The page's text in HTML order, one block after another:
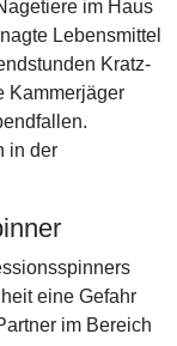
im Haus
Lebensmittel
Kratz-
Kammerjäger
in der
eine Gefahr
im Bereich